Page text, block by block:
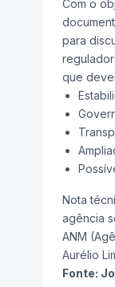
Com o
para
que
Nota
agência
ANM
Aurélio
Fonte: